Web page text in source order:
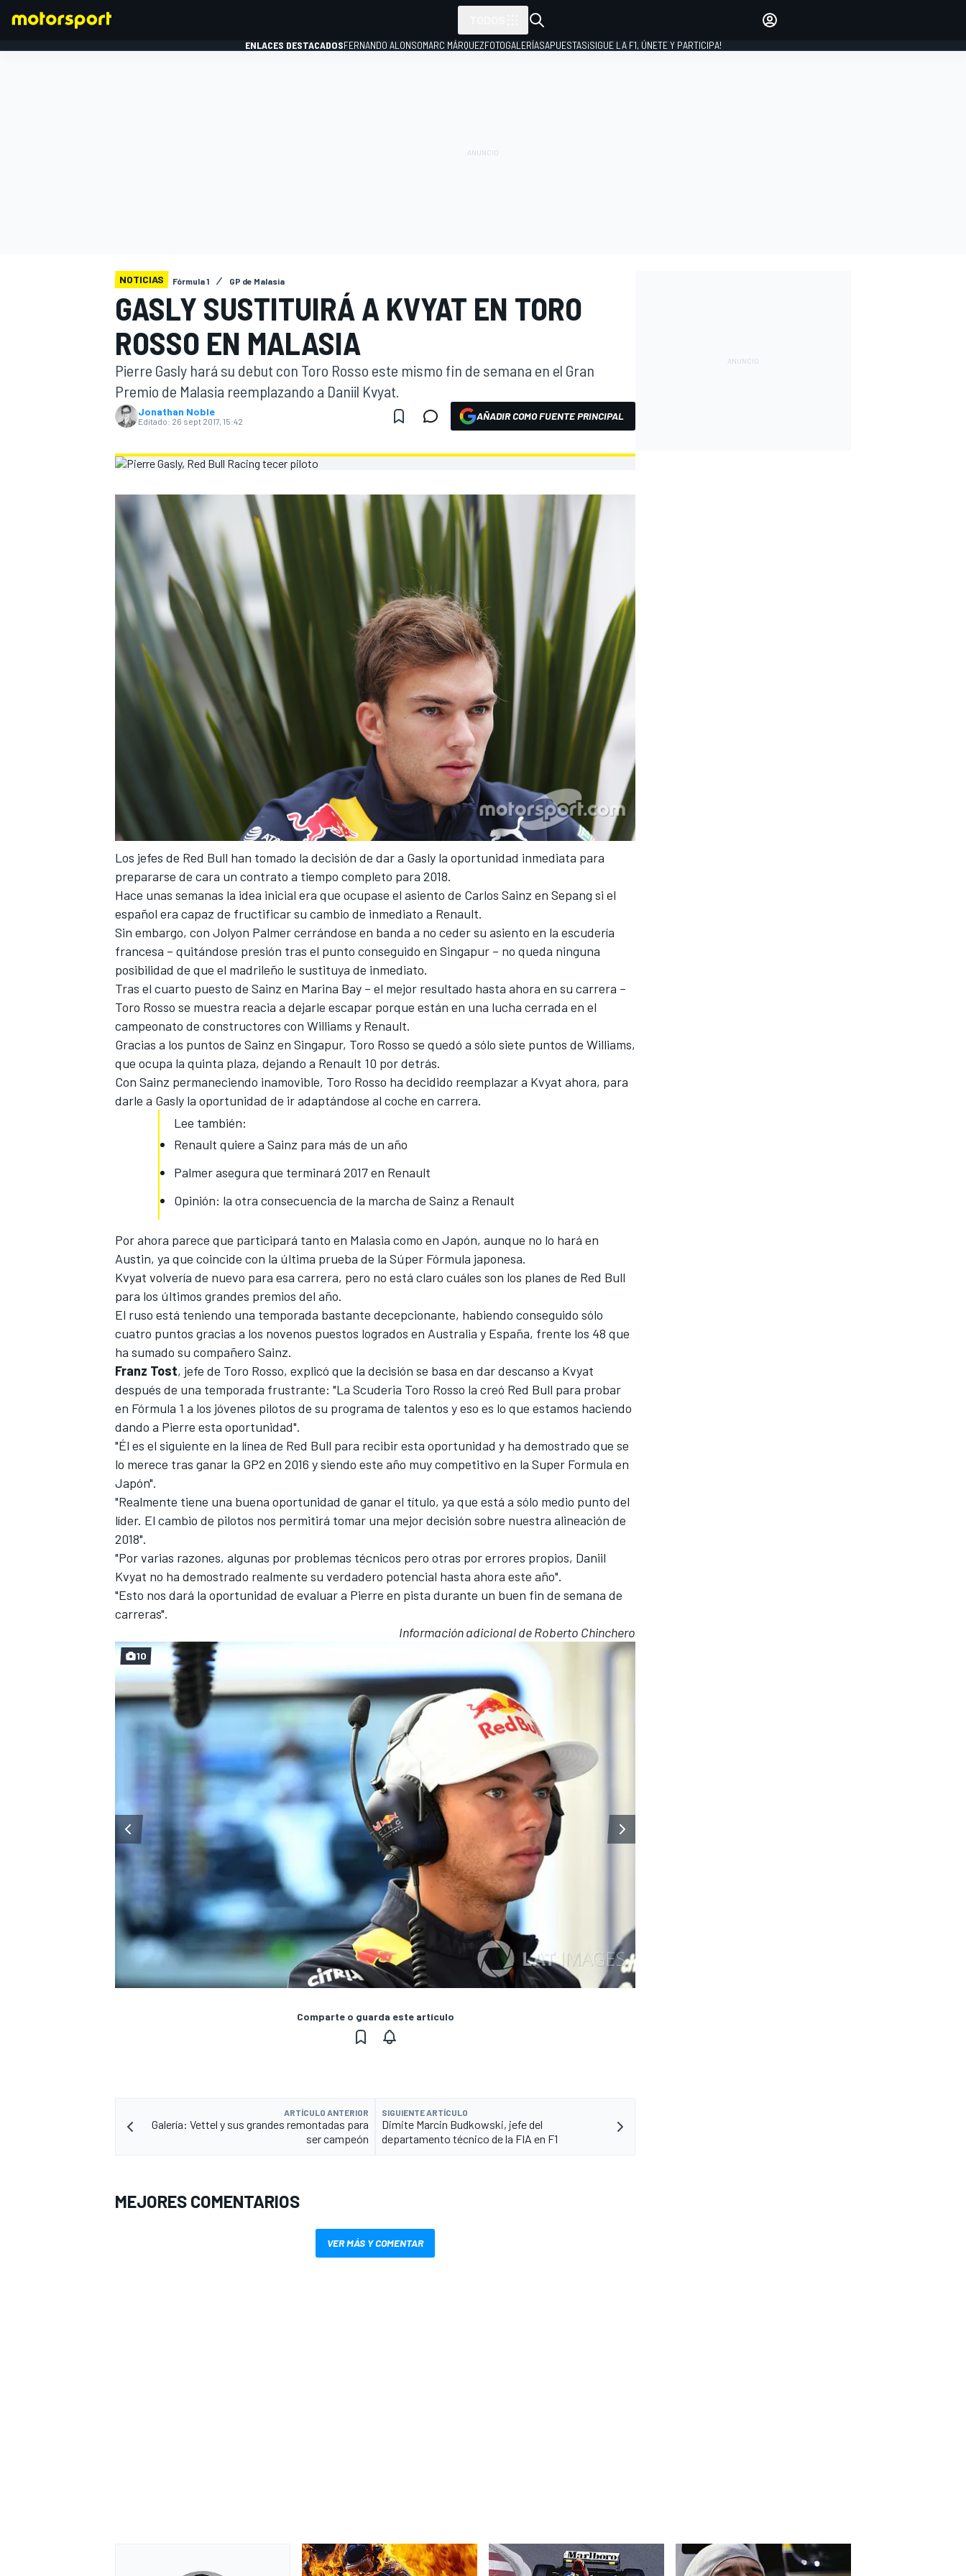
WEC FÓRMULA E
MÁS CATEGORÍAS
ENLACES DESTACADOSFERNANDO ALONSOMARC MÁRQUEZFOTOGALERÍASAPUESTAS¡SIGUE LA F1, ÚNETE Y PARTICIPA!
NOTICIAS Fórmula 1 GP de Malasia
GASLY SUSTITUIRÁ A KVYAT EN TORO
ROSSO EN MALASIA
Pierre Gasly hará su debut con Toro Rosso este mismo fin de semana en el Gran
Premio de Malasia reemplazando a Daniil Kvyat.
Jonathan Noble
Editado: 26 sept 2017, 15:42 AÑADIR COMO FUENTE PRINCIPAL
Los jefes de Red Bull han tomado la decisión de dar a Gasly la oportunidad inmediata para
prepararse de cara un contrato a tiempo completo para 2018.
Hace unas semanas la idea inicial era que ocupase el asiento de Carlos Sainz en Sepang si el
español era capaz de fructificar su cambio de inmediato a Renault.
Sin embargo, con Jolyon Palmer cerrándose en banda a no ceder su asiento en la escudería
francesa – quitándose presión tras el punto conseguido en Singapur – no queda ninguna
posibilidad de que el madrileño le sustituya de inmediato.
Tras el cuarto puesto de Sainz en Marina Bay – el mejor resultado hasta ahora en su carrera –
Toro Rosso se muestra reacia a dejarle escapar porque están en una lucha cerrada en el
campeonato de constructores con Williams y Renault.
Gracias a los puntos de Sainz en Singapur, Toro Rosso se quedó a sólo siete puntos de Williams,
que ocupa la quinta plaza, dejando a Renault 10 por detrás.
Con Sainz permaneciendo inamovible, Toro Rosso ha decidido reemplazar a Kvyat ahora, para
darle a Gasly la oportunidad de ir adaptándose al coche en carrera.
Lee también:
Renault quiere a Sainz para más de un año
Palmer asegura que terminará 2017 en Renault
Opinión: la otra consecuencia de la marcha de Sainz a Renault
Por ahora parece que participará tanto en Malasia como en Japón, aunque no lo hará en
Austin, ya que coincide con la última prueba de la Súper Fórmula japonesa.
Kvyat volvería de nuevo para esa carrera, pero no está claro cuáles son los planes de Red Bull
para los últimos grandes premios del año.
El ruso está teniendo una temporada bastante decepcionante, habiendo conseguido sólo
cuatro puntos gracias a los novenos puestos logrados en Australia y España, frente los 48 que
ha sumado su compañero Sainz.
Franz Tost, jefe de Toro Rosso, explicó que la decisión se basa en dar descanso a Kvyat
después de una temporada frustrante: "La Scuderia Toro Rosso la creó Red Bull para probar
en Fórmula 1 a los jóvenes pilotos de su programa de talentos y eso es lo que estamos haciendo
dando a Pierre esta oportunidad".
"Él es el siguiente en la línea de Red Bull para recibir esta oportunidad y ha demostrado que se
lo merece tras ganar la GP2 en 2016 y siendo este año muy competitivo en la Super Formula en
Japón".
"Realmente tiene una buena oportunidad de ganar el título, ya que está a sólo medio punto del
líder. El cambio de pilotos nos permitirá tomar una mejor decisión sobre nuestra alineación de
2018".
"Por varias razones, algunas por problemas técnicos pero otras por errores propios, Daniil
Kvyat no ha demostrado realmente su verdadero potencial hasta ahora este año".
"Esto nos dará la oportunidad de evaluar a Pierre en pista durante un buen fin de semana de
carreras".
Información adicional de Roberto Chinchero
10
Comparte o guarda este artículo
ARTÍCULO ANTERIOR
Galería: Vettel y sus grandes remontadas para
ser campeón
SIGUIENTE ARTÍCULO
Dimite Marcin Budkowski, jefe del
departamento técnico de la FIA en F1
MEJORES COMENTARIOS
VER MÁS Y COMENTAR